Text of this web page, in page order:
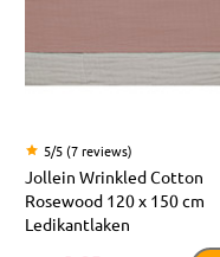
5/5 (7 reviews)
Jollein Wrinkled Cotton
Rosewood 120 x 150 cm
Ledikantlaken